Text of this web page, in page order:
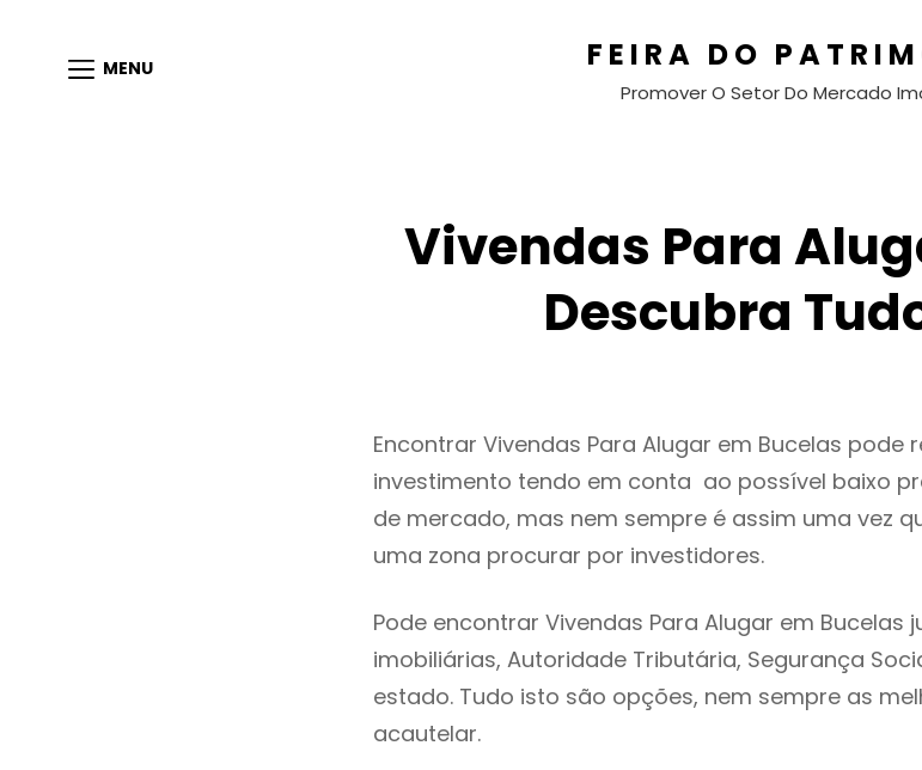
MENU FEIRA DO
Promover O Setor Do Mercado
Vivendas Para
Descubra
Encontrar Vivendas Para Alugar em Bucelas pode
investimento tendo em conta ao possível baixo
de mercado, mas nem sempre é assim uma vez
uma zona procurar por investidores.
Pode encontrar Vivendas Para Alugar em Bucelas
imobiliárias, Autoridade Tributária, Segurança
estado. Tudo isto são opções, nem sempre as
acautelar.